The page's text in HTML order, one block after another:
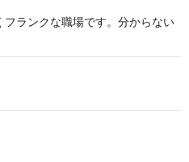
ランクな職場です。分からない